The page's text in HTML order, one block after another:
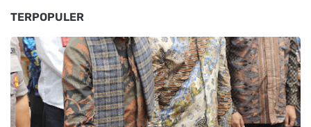
TERPOPULER